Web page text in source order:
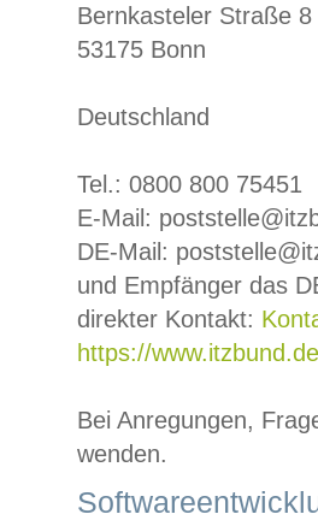
Bernkasteler Straße 8
53175 Bonn
Deutschland
Tel.: 0800 800 75451
E-Mail:
DE-Mail:
und Empfänger das
direkter Kontakt:
https://
Bei Anregungen,
wenden.